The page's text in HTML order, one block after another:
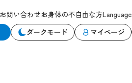
お問い合わせお身体の不自由な方Language
ダークモード マイページ